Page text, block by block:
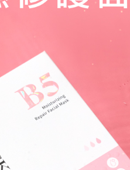
每筆NT$85，滿NT$1,000(含以
每筆NT$110，滿NT$1,000(含以
離島宅配
每筆NT$220，滿NT$2,000(含以
宅配貨到付款
每筆NT$110，滿NT$1,000(含以